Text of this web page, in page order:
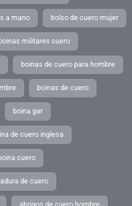
a mano bolso de cuero mujer
boinas militares cuero
boinas de cuero para hombre
boinas de cuero
boina gar
de cuero inglesa
cuero
de cuero